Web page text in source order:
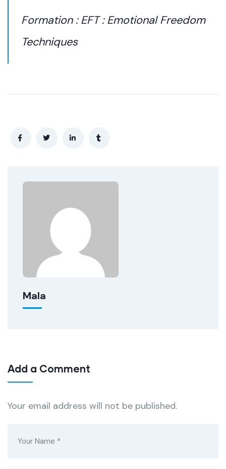
Formation : EFT : Emotional Freedom
Techniques
Mala
Add a Comment
Your email address will not be published.